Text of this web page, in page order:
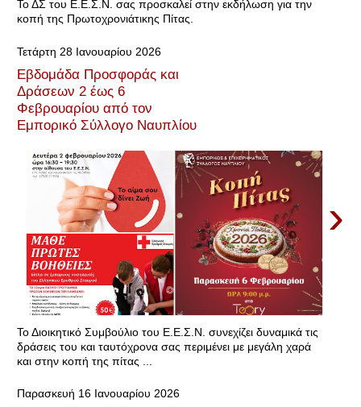
Το ΔΣ του Ε.Ε.Σ.Ν. σας προσκαλεί στην εκδήλωση για την
κοπή της Πρωτοχρονιάτικης Πίτας.
Τετάρτη 28 Ιανουαρίου 2026
Εβδομάδα Προσφοράς και
Δράσεων 2 έως 6
Φεβρουαρίου από τον
Εμπορικό Σύλλογο Ναυπλίου
›
Το Διοικητικό Συμβούλιο του Ε.Ε.Σ.Ν. συνεχίζει δυναμικά τις
δράσεις του και ταυτόχρονα σας περιμένει με μεγάλη χαρά
και στην κοπή της πίτας ...
Παρασκευή 16 Ιανουαρίου 2026